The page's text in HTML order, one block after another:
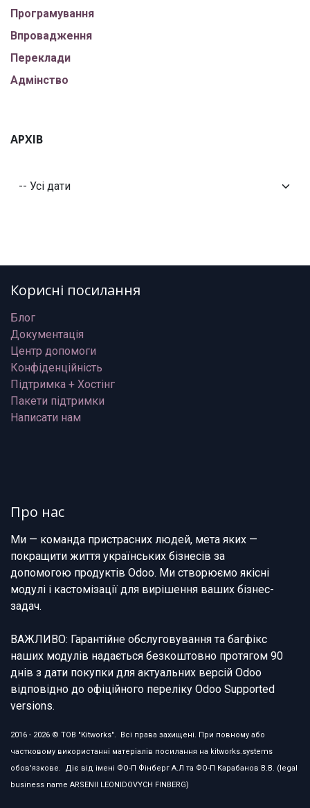
Програмування
Впровадження
Переклади
Адмінство
АРХІВ
Корисні посилання
Блог
Документація
Центр допомоги
Конфіденційність
Підтримка + Хостінг
Пакети підтримки
Написати нам
Про нас
Ми — команда пристрасних людей, мета яких —
покращити життя українських бізнесів за
допомогою продуктів Odoo. Ми створюємо якісні
модулі і кастомізації для вирішення ваших бізнес-
задач.
ВАЖЛИВО: Гарантійне обслуговування та багфікс
наших модулів надається безкоштовно протягом 90
днів з дати покупки для актуальних версій Odoo
відповідно до офіційного переліку Odoo Supported
versions.
2016 - 2026 © ТОВ "Kitworks". Всі права захищені. При повному або
частковому використанні матеріалів посилання на kitworks.systems
обов'язкове. Діє від імені ФО-П Фінберг А.Л та ФО-П Карабанов В.В. (legal
business name ARSENII LEONIDOVYCH FINBERG)